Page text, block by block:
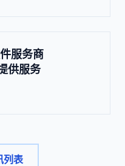
服务商
供服务
列表